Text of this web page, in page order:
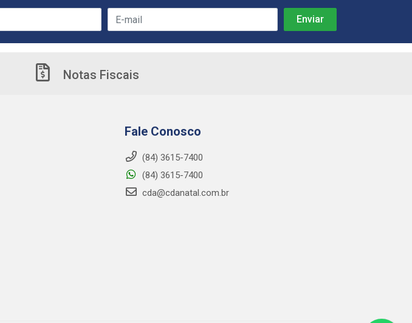
Notas Fiscais
Fale Conosco
(84) 3615-7400
(84) 3615-7400
cda@cdanatal.com.br